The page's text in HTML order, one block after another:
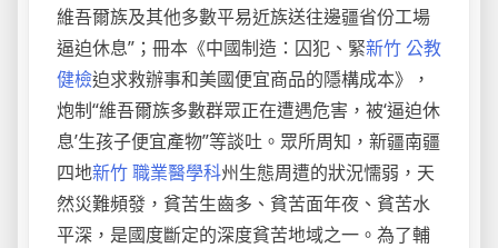
維吾爾族及其他多數平易近族送往邊疆省份工場
逼迫休息”；冊本《中國制造：囚犯、緊新竹 公教
健檢迫求救辦事和美國便宜商品的隱構成本》，
炮制“維吾爾族多數群眾正在遭遇危害，被‘逼迫休
息’生孩子便宜產物”等談吐。眾所周知，新疆南疆
四地新竹 職業醫學科州生態周遭的狀況懦弱，天
然災難頻發，貧苦生齒多、貧苦面年夜、貧苦水
平深，是國度斷定的深度貧苦地域之一。為了輔